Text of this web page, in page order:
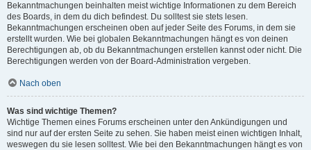
Bekanntmachungen beinhalten meist wichtige Informationen zu dem Bereich
des Boards, in dem du dich befindest. Du solltest sie stets lesen.
Bekanntmachungen erscheinen oben auf jeder Seite des Forums, in dem sie
erstellt wurden. Wie bei globalen Bekanntmachungen hängt es von deinen
Berechtigungen ab, ob du Bekanntmachungen erstellen kannst oder nicht. Die
Berechtigungen werden von der Board-Administration vergeben.
Nach oben
Was sind wichtige Themen?
Wichtige Themen eines Forums erscheinen unter den Ankündigungen und
sind nur auf der ersten Seite zu sehen. Sie haben meist einen wichtigen Inhalt,
weswegen du sie lesen solltest. Wie bei den Bekanntmachungen hängt es von